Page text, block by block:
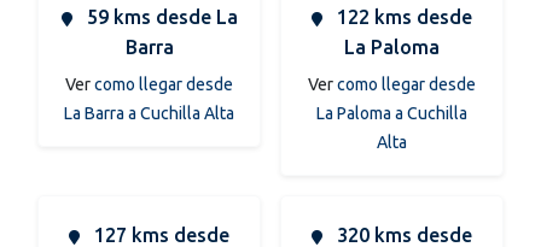
59 kms desde La
Barra
Vercomo llegar desde
La Barra a Cuchilla Alta
122 kms desde
La Paloma
Vercomo llegar desde
La Paloma a Cuchilla
Alta
127 kms desde
320 kms desde